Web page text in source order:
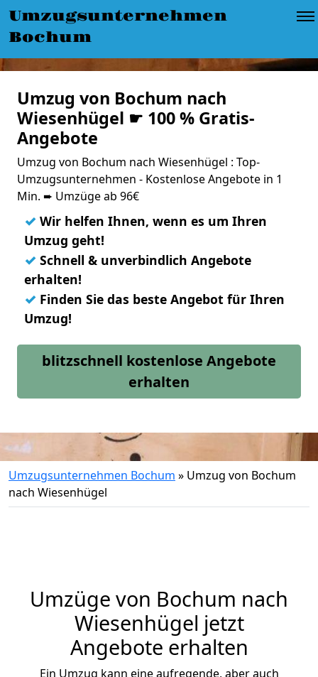
Umzugsunternehmen
Bochum
Umzug von Bochum nach
Wiesenhügel ☛ 100 % Gratis-
Angebote
Umzug von Bochum nach Wiesenhügel : Top-
Umzugsunternehmen - Kostenlose Angebote in 1
Min. ➨ Umzüge ab 96€
✓ Wir helfen Ihnen, wenn es um Ihren
Umzug geht!
✓ Schnell & unverbindlich Angebote
erhalten!
✓ Finden Sie das beste Angebot für Ihren
Umzug!
blitzschnell kostenlose Angebote
erhalten
Umzugsunternehmen Bochum » Umzug von Bochum
nach Wiesenhügel
Umzüge von Bochum nach
Wiesenhügel jetzt
Angebote erhalten
Ein Umzug kann eine aufregende, aber auch